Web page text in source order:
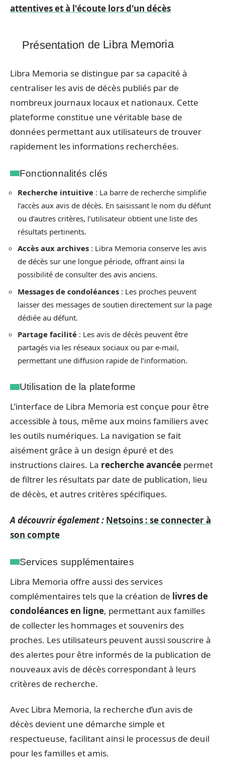
attentives et à l'écoute lors d'un décès
Présentation de Libra Memoria
Libra Memoria se distingue par sa capacité à
centraliser les avis de décès publiés par de
nombreux journaux locaux et nationaux. Cette
plateforme constitue une véritable base de
données permettant aux utilisateurs de trouver
rapidement les informations recherchées.
Fonctionnalités clés
Recherche intuitive : La barre de recherche simplifie
l’accès aux avis de décès. En saisissant le nom du défunt
ou d’autres critères, l’utilisateur obtient une liste des
résultats pertinents.
Accès aux archives : Libra Memoria conserve les avis
de décès sur une longue période, offrant ainsi la
possibilité de consulter des avis anciens.
Messages de condoléances : Les proches peuvent
laisser des messages de soutien directement sur la page
dédiée au défunt.
Partage facilité : Les avis de décès peuvent être
partagés via les réseaux sociaux ou par e-mail,
permettant une diffusion rapide de l’information.
Utilisation de la plateforme
L’interface de Libra Memoria est conçue pour être
accessible à tous, même aux moins familiers avec
les outils numériques. La navigation se fait
aisément grâce à un design épuré et des
instructions claires. La recherche avancée permet
de filtrer les résultats par date de publication, lieu
de décès, et autres critères spécifiques.
A découvrir également : Netsoins : se connecter à
son compte
Services supplémentaires
Libra Memoria offre aussi des services
complémentaires tels que la création de livres de
condoléances en ligne, permettant aux familles
de collecter les hommages et souvenirs des
proches. Les utilisateurs peuvent aussi souscrire à
des alertes pour être informés de la publication de
nouveaux avis de décès correspondant à leurs
critères de recherche.
Avec Libra Memoria, la recherche d’un avis de
décès devient une démarche simple et
respectueuse, facilitant ainsi le processus de deuil
pour les familles et amis.